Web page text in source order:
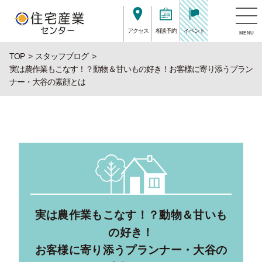
アクセス 相談予約 イベント MENU
TOP
スタッフブログ
実は農作業もこなす！？動物＆甘いもの好き！お客様に寄り添うプラン
ナー・大谷の素顔とは
実は農作業もこなす！？動物＆甘いも
の好き！
お客様に寄り添うプランナー・大谷の